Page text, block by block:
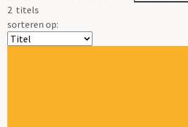
2 titels
sorteren op: